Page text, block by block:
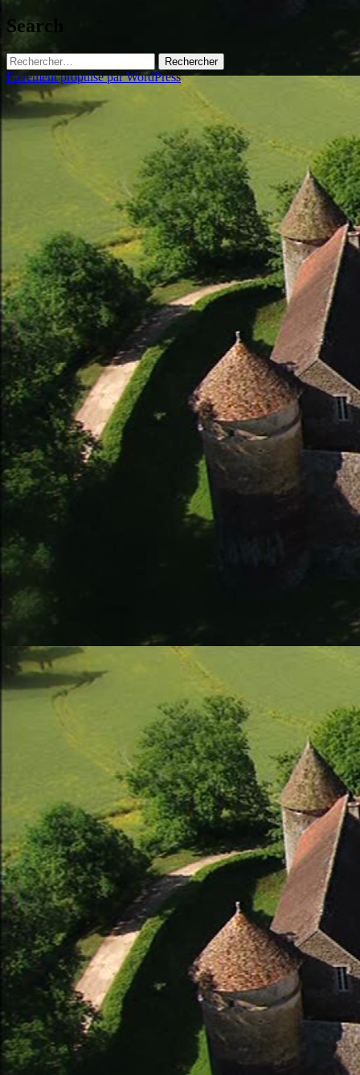
Search
Rechercher :
Fièrement propulsé par WordPress